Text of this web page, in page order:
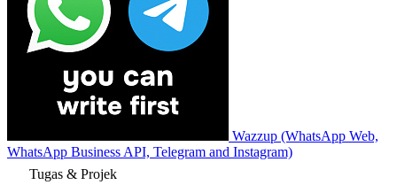
Wazzup (WhatsApp Web,
WhatsApp Business API, Telegram and Instagram)
Tugas & Projek